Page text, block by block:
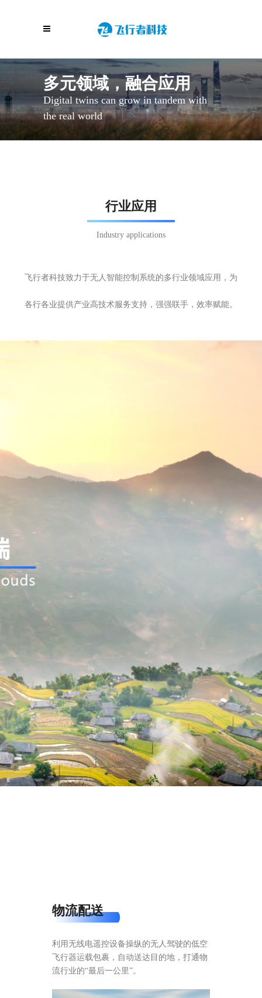
多元领域，融合应用
Digital twins can grow in tandem with
the real world
行业应用
Industry applications
飞行者科技致力于无人智能控制系统的多行业领域应用，为
各行各业提供产业高技术服务支持，强强联手，效率赋能。
物流配送
利用无线电遥控设备操纵的无人驾驶的低空
飞行器运载包裹，自动送达目的地，打通物
流行业的“最后一公里”。